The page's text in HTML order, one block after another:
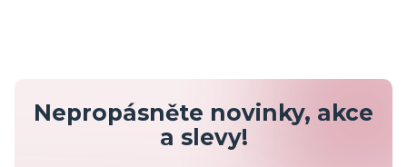
Nepropásněte novinky, akce
a slevy!